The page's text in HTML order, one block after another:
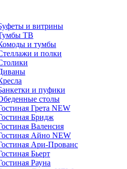
и витрины
ТВ
и тумбы
и полки
и пуфики
столы
Грета NEW
Бридж
Валенсия
Айно NEW
Ари-Прованс
Бьерт
Рауна